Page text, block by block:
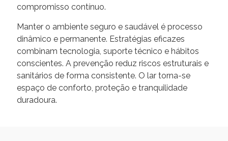
compromisso contínuo.
Manter o ambiente seguro e saudável é processo
dinâmico e permanente. Estratégias eficazes
combinam tecnologia, suporte técnico e hábitos
conscientes. A prevenção reduz riscos estruturais e
sanitários de forma consistente. O lar torna-se
espaço de conforto, proteção e tranquilidade
duradoura.